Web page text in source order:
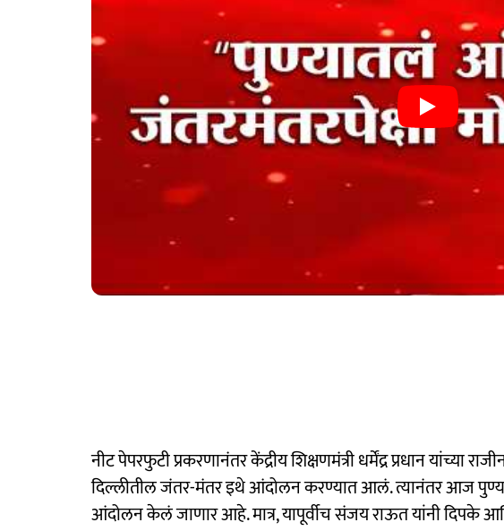
नीट पेपरफुटी प्रकरणानंतर केंद्रीय शिक्षणमंत्री धर्मेंद्र प्रधान यांच्या
दिल्लीतील जंतर-मंतर इथे आंदोलन करण्यात आलं. त्यानंतर आज
आंदोलन केलं जाणार आहे. मात्र, यापूर्वीच संजय राऊत यांनी दिपके